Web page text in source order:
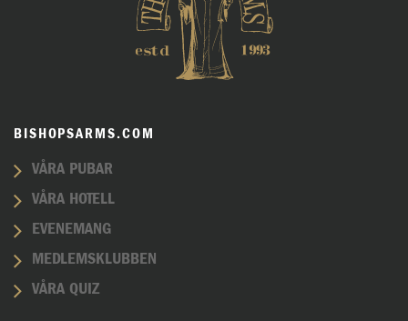
BISHOPSARMS.COM
VÅRA PUBAR
VÅRA HOTELL
EVENEMANG
MEDLEMSKLUBBEN
VÅRA QUIZ